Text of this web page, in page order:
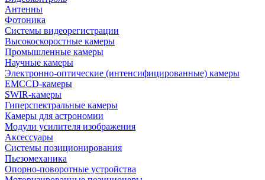
Антенны
Фотоника
Cистемы видеорегистрации
Высокоскоростные камеры
Промышленные камеры
Научные камеры
Электронно-оптические (интенсифицированные) камеры
EMCCD-камеры
SWIR-камеры
Гиперспектральные камеры
Камеры для астрономии
Модули усилителя изображения
Аксессуары
Системы позиционирования
Пьезомеханика
Опорно-поворотные устройства